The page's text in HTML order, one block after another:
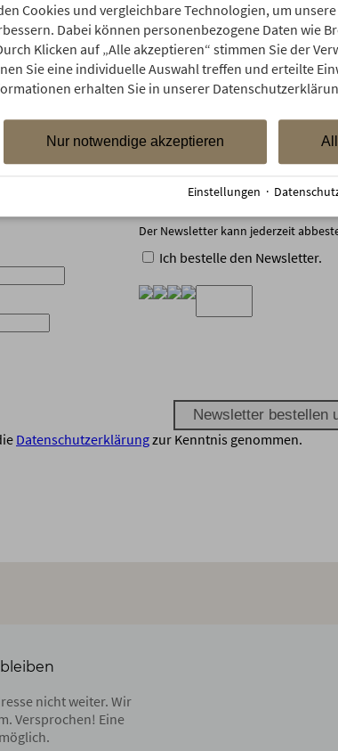
& 50€ Gutschein
∙ einzulösen ab 2 Übernachtungen ∙ gültig für
max. 1 Gutschein pro Buchung einlösbar
Der Newsletter kann jederzeit
Ich bestelle den Newsletter.
Datenschutzerklärungzur Kenntnis genommen.
nicht weiter. Wir
Versprochen! Eine
Cookies und vergleichbare Technologien, um
Dabei können personenbezogene Daten wie
Klicken auf „Alle akzeptieren“ stimmen Sie der
Sie eine individuelle Auswahl treffen und erteilte
erhalten Sie in unserer
Nur notwendige akzeptieren
Einstellungen ·